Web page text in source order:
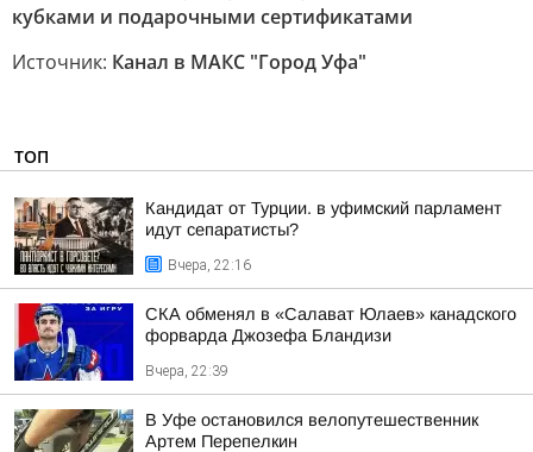
кубками и подарочными сертификатами
Источник: Канал в МАКС "Город Уфа"
ТОП
Кандидат от Турции. в уфимский парламент
идут сепаратисты?
Вчера, 22:16
СКА обменял в «Салават Юлаев» канадского
форварда Джозефа Бландизи
Вчера, 22:39
В Уфе остановился велопутешественник
Артем Перепелкин